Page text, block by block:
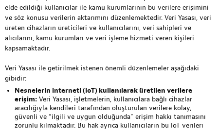
elde edildiği kullanıcılar ile kamu kurumlarının bu verilere erişimini
ve söz konusu verilerin aktarımını düzenlemektedir. Veri Yasası, veri
üreten cihazların üreticileri ve kullanıcılarını, veri sahipleri ve
alıcılarını, kamu kurumları ve veri işleme hizmeti veren kişileri
kapsamaktadır.
Veri Yasası ile getirilmek istenen önemli düzenlemeler aşağıdaki
gibidir:
Nesnelerin interneti (IoT) kullanılarak üretilen verilere
erişim: Veri Yasası, işletmelerin, kullanıcılara bağlı cihazlar
aracılığıyla kendileri tarafından oluşturulan verilere kolay,
güvenli ve “ilgili ve uygun olduğunda” erişim hakkı tanımasını
zorunlu kılmaktadır. Bu hak ayrıca kullanıcıların bu IoT verileri